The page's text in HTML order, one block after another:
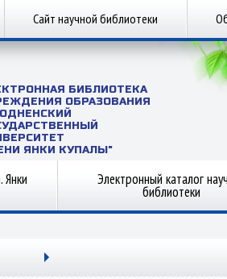
Сайт научной библиотеки
БИБЛИОТЕКА
ОБРАЗОВАНИЯ
ЯНКИ КУПАЛЫ"
Янки Электронный каталог
библиотеки